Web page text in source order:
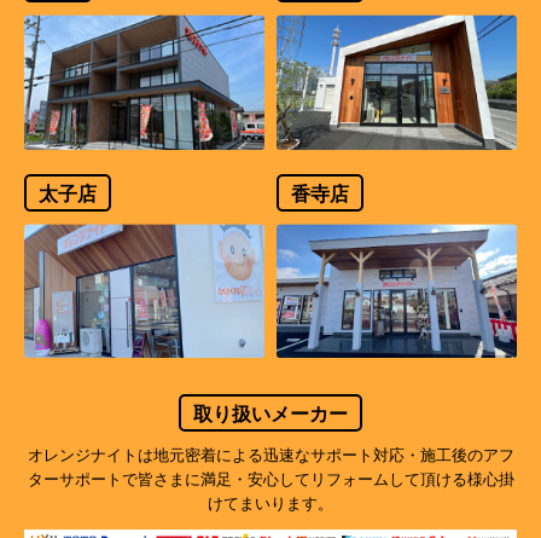
太子店 香寺店
取り扱いメーカー
オレンジナイトは地元密着による迅速なサポート対応・施工後のアフ
ターサポートで皆さまに満足・安心してリフォームして頂ける様心掛
けてまいります。